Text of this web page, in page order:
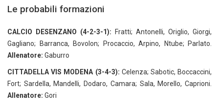
Le probabili formazioni
CALCIO DESENZANO (4-2-3-1): Fratti; Antonelli, Origlio, Giorgi,
Gagliano; Barranca, Bovolon; Procaccio, Arpino, Ntube; Parlato.
Allenatore: Gaburro
CITTADELLA VIS MODENA (3-4-3): Celenza; Sabotic, Boccaccini,
Fort; Sardella, Mandelli, Dodaro, Camara; Sala, Morello, Caprioni.
Allenatore: Gori